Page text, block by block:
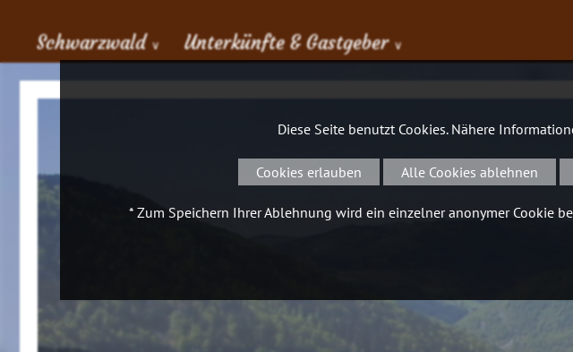
Schwarzwald ∨ Unterkünfte & Gastgeber ∨
Diese Seite benutzt Cookies. Nähere
Cookies erlauben Alle Cookies ablehnen
* Zum Speichern Ihrer Ablehnung wird ein einzelner anonymer Cookie